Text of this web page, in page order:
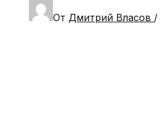
От Дмитрий Власов /